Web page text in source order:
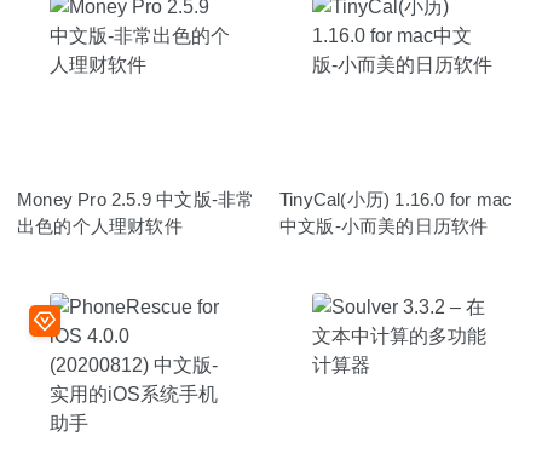
Money Pro 2.5.9 中文版-非常
出色的个人理财软件
TinyCal(小历) 1.16.0 for mac
中文版-小而美的日历软件